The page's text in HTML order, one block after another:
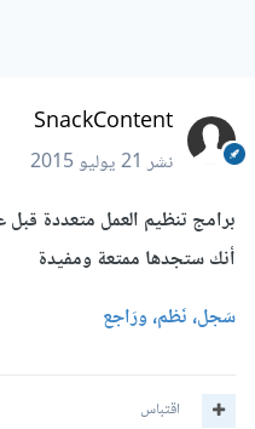
SnackContent
نشر21 يوليو 2015
برامج تنظيم العمل متعددة قبل
أنك ستجدها ممتعة ومفيدة
سَجل، نَظم، ورَاجع
اقتباس